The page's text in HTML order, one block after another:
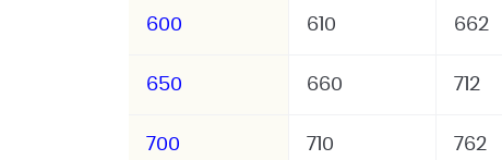
600 610 662
650 660 712
700 710 762